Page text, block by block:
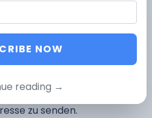
erscheinen, aber sie
herauszufinden, ob Sie es
hat, oder ob
Mails empfängt. Senden Sie
indem Sie Ihr Google Mail-
Sie auch, eine E-Mail
wie Outlook oder Yahoo
zu senden.
NOW
reading →